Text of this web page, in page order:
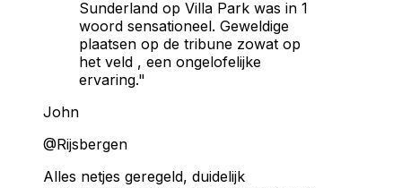
Sunderland op Villa Park was in 1
woord sensationeel. Geweldige
plaatsen op de tribune zowat op
het veld , een ongelofelijke
ervaring."
John
@Rijsbergen
Alles netjes geregeld, duidelijk